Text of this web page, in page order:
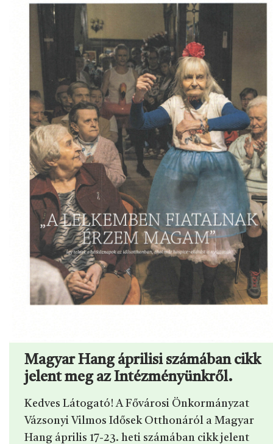
Magyar Hang áprilisi számában cikk
jelent meg az Intézményünkről.
Kedves Látogató! A Fővárosi Önkormányzat
Vázsonyi Vilmos Idősek Otthonáról a Magyar
Hang április 17-23. heti számában cikk jelent